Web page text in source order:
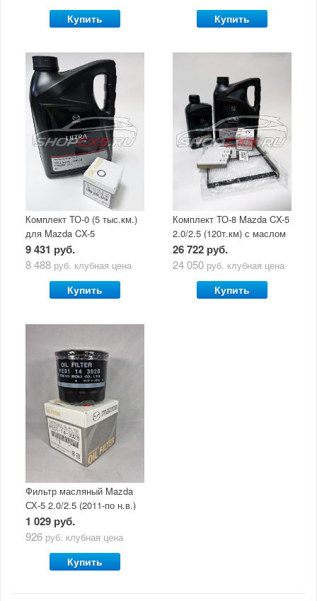
Купить Купить
Комплект ТО-0 (5 тыс.км.)
для Mazda CX-5
(двигатель 2.0/2.5) с
маслом Mazda Original Oil
9 431 руб.
8 488 руб. клубная цена
Купить
Комплект ТО-8 Mazda CX-5
2.0/2.5 (120т.км) с маслом
Mazda Original Oil Ultra
5W30
26 722 руб.
24 050 руб. клубная цена
Купить
Фильтр масляный Mazda
СХ-5 2.0/2.5 (2011-по н.в.)
1 029 руб.
926 руб. клубная цена
Купить